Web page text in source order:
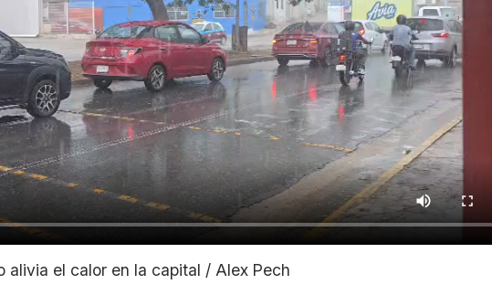
alivia el calor en la capital / Alex Pech